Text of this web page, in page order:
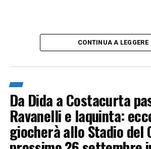
CONTINUA A LEGGERE
Da Dida a Costacurta
Ravanelli e Iaquinta:
giocherà allo Stadio del